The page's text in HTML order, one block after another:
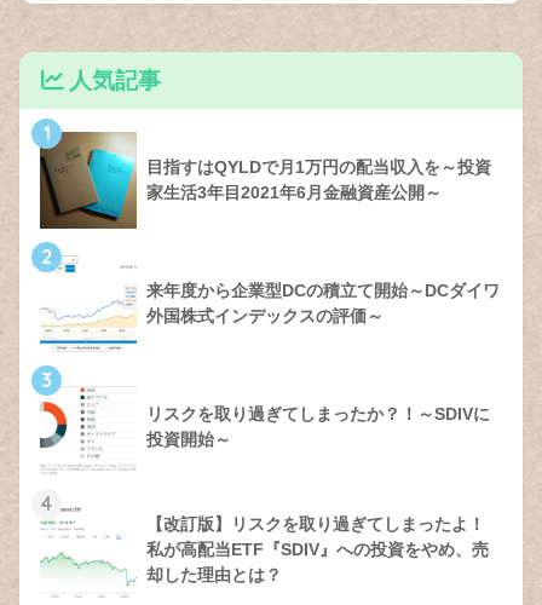
人気記事
1
目指すはQYLDで月1万円の配当収入を～投資
家生活3年目2021年6月金融資産公開～
2
来年度から企業型DCの積立て開始～DCダイワ
外国株式インデックスの評価～
3
リスクを取り過ぎてしまったか？！～SDIVに
投資開始～
4
【改訂版】リスクを取り過ぎてしまったよ！
私が高配当ETF『SDIV』への投資をやめ、売
却した理由とは？